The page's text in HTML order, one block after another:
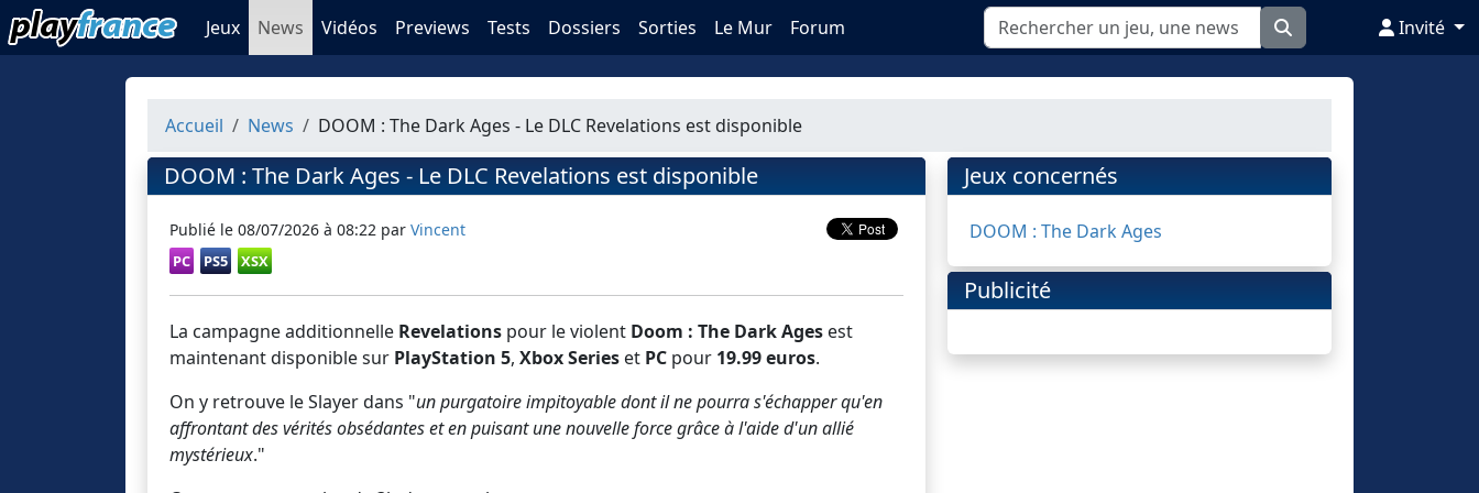
Jeux News Vidéos Previews Tests Dossiers Sorties Le Mur Forum Invité
Accueil News DOOM : The Dark Ages - Le DLC Revelations est disponible
DOOM : The Dark Ages - Le DLC Revelations est disponible
Publié le 08/07/2026 à 08:22 par Vincent
PC PS5 XSX
La campagne additionnelle Revelations pour le violent Doom : The Dark Ages est
maintenant disponible sur PlayStation 5, Xbox Series et PC pour 19.99 euros.
On y retrouve le Slayer dans "un purgatoire impitoyable dont il ne pourra s'échapper qu'en
affrontant des vérités obsédantes et en puisant une nouvelle force grâce à l'aide d'un allié
mystérieux."
Jeux concernés
DOOM : The Dark Ages
Publicité